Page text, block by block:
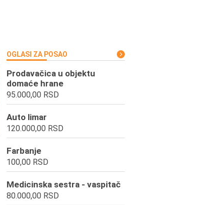
OGLASI ZA POSAO
Prodavačica u objektu
domaće hrane
95.000,00 RSD
Auto limar
120.000,00 RSD
Farbanje
100,00 RSD
Medicinska sestra - vaspitač
80.000,00 RSD